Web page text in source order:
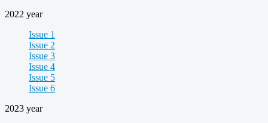
2022 year
Issue 1
Issue 2
Issue 3
Issue 4
Issue 5
Issue 6
2023 year